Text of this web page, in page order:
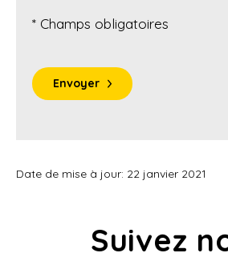
* Champs obligatoires
Envoyer
Date de mise à jour: 22 janvier 2021
Suivez